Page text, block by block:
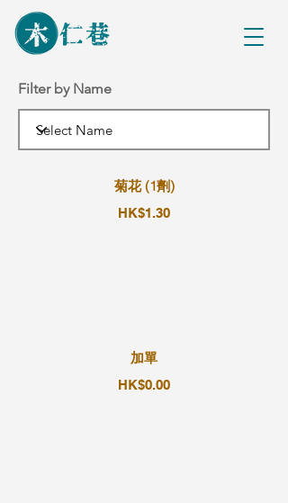
Filter by Name
菊花 (1劑)
HK$1.30
加單
HK$0.00